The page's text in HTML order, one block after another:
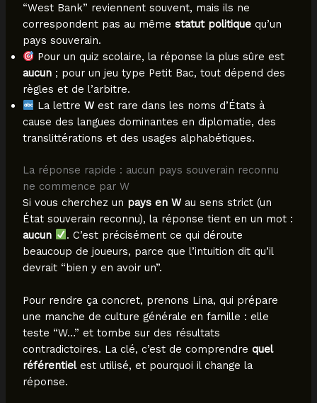
“West Bank” reviennent souvent, mais ils ne
correspondent pas au même statut politiquequ’un
pays souverain.
Pour un quiz scolaire, la réponse la plus sûre est
aucun; pour un jeu type Petit Bac, tout dépend des
règles et de l’arbitre.
La lettreW est rare dans les noms d’États à
cause des langues dominantes en diplomatie, des
translittérations et des usages alphabétiques.
La réponse rapide : aucun pays souverain reconnu
ne commence par W
Si vous cherchez un pays en Wau sens strict (un
État souverain reconnu), la réponse tient en un mot :
aucun
. C’est précisément ce qui déroute
beaucoup de joueurs, parce que l’intuition dit qu’il
devrait “bien y en avoir un”.
Pour rendre ça concret, prenons Lina, qui prépare
une manche de culture générale en famille : elle
teste “W…” et tombe sur des résultats
contradictoires. La clé, c’est de comprendre quel
référentielest utilisé, et pourquoi il change la
réponse.